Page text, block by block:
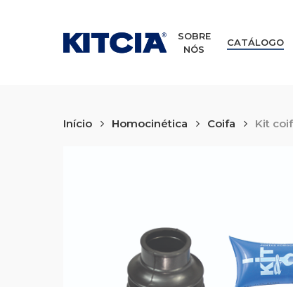
SOBRE
NÓS
CATÁLOGO
Início Homocinética Coifa Kit